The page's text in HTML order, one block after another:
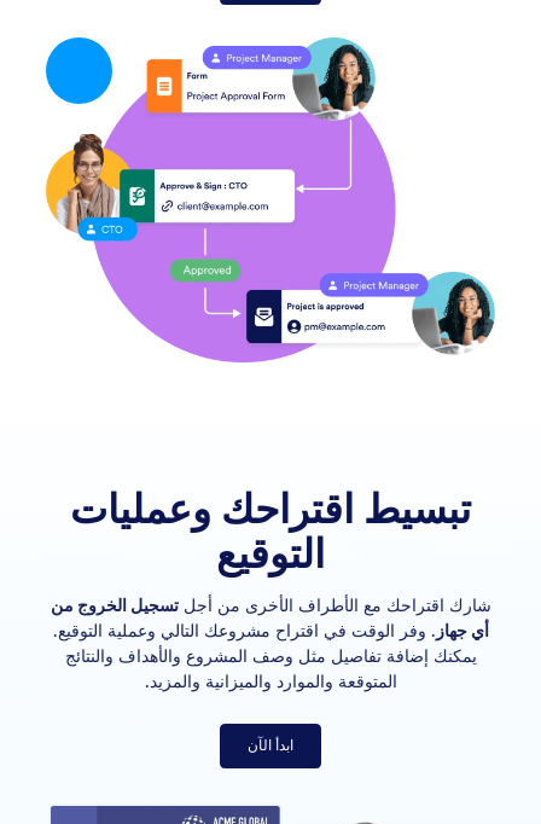
تبسيط اقتراحك وعمليات
التوقيع
شارك اقتراحك مع الأطراف الأخرى من أجلتسجيل الخروج من
أي جهاز . وفر الوقت في اقتراح مشروعك التالي وعملية التوقيع.
يمكنك إضافة تفاصيل مثل وصف المشروع والأهداف والنتائج
المتوقعة والموارد والميزانية والمزيد.
ابدأ الآن